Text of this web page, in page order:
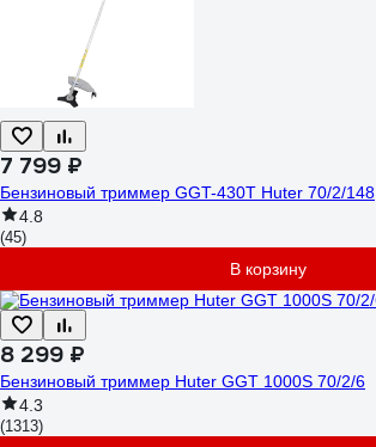
7 799 ₽
Бензиновый триммер GGT-430T Huter 70/2/148
4.8
(45)
В корзину
8 299 ₽
Бензиновый триммер Huter GGT 1000S 70/2/6
4.3
(1313)